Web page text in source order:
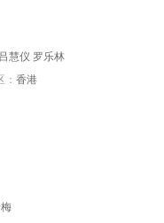
慧仪 罗乐林
： 香港